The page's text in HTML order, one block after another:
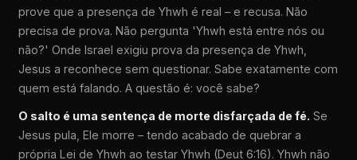
prove que a presença de Yhwh é real – e recusa. Não
precisa de prova. Não pergunta 'Yhwh está entre nós ou
não?' Onde Israel exigiu prova da presença de Yhwh,
Jesus a reconhece sem questionar. Sabe exatamente com
quem está falando. A questão é: você sabe?
O salto é uma sentença de morte disfarçada de fé. Se
Jesus pula, Ele morre – tendo acabado de quebrar a
própria Lei de Yhwh ao testar Yhwh (Deut 6:16). Yhwh não